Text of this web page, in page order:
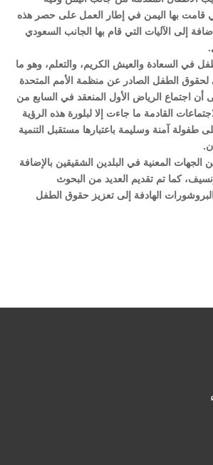
قامت بها اليمن في إطار العمل على حصر هذه
إلى الآليات التي قام بها الجانب السعودي
في السعادة والعيش الكريم، والتعلم، وهو ما
لحقوق الطفل الصادر عن منظمة الأمم المتحدة
إلى أن اجتماع الرياض الأول المنعقد في السابع من
2006م، والاجتماعات القادمة ما جاءت إلا لبلورة هذه الرؤية
طفولة آمنة وسليمة باعتبارها مستقبل التنمية
الجهات المعنية في البلدين الشقيقين بالإضافة
كما تم تقديم العديد من البحوث
الهادفة إلى تعزيز حقوق الطفل